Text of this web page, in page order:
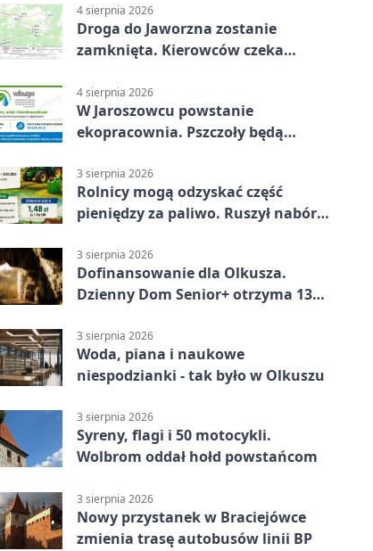
4 sierpnia 2026
Droga do Jaworzna zostanie
zamknięta. Kierowców czeka
4 sierpnia 2026
W Jaroszowcu powstanie
ekopracownia. Pszczoły będą
3 sierpnia 2026
Rolnicy mogą odzyskać część
pieniędzy za paliwo. Ruszył nabór
3 sierpnia 2026
Dofinansowanie dla Olkusza.
Dzienny Dom Senior+ otrzyma 134
3 sierpnia 2026
Woda, piana i naukowe
niespodzianki - tak było w Olkuszu
3 sierpnia 2026
Syreny, flagi i 50 motocykli.
Wolbrom oddał hołd powstańcom
3 sierpnia 2026
Nowy przystanek w Braciejówce
zmienia trasę autobusów linii BP